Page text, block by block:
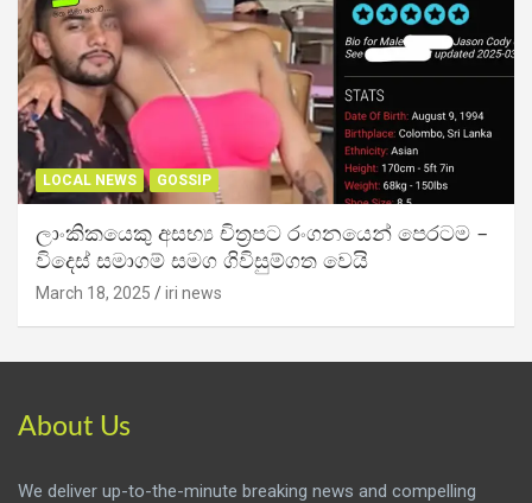
LOCAL NEWS GOSSIP
ලාංකිකයෙකු අසභ්‍ය චිත්‍රපට රංගනයෙන් පෙරටම –
විදෙස් සමාගම් සමග ගිවිසුම්ගත වෙයි
March 18, 2025 iri news
About Us
We deliver up-to-the-minute breaking news and compelling